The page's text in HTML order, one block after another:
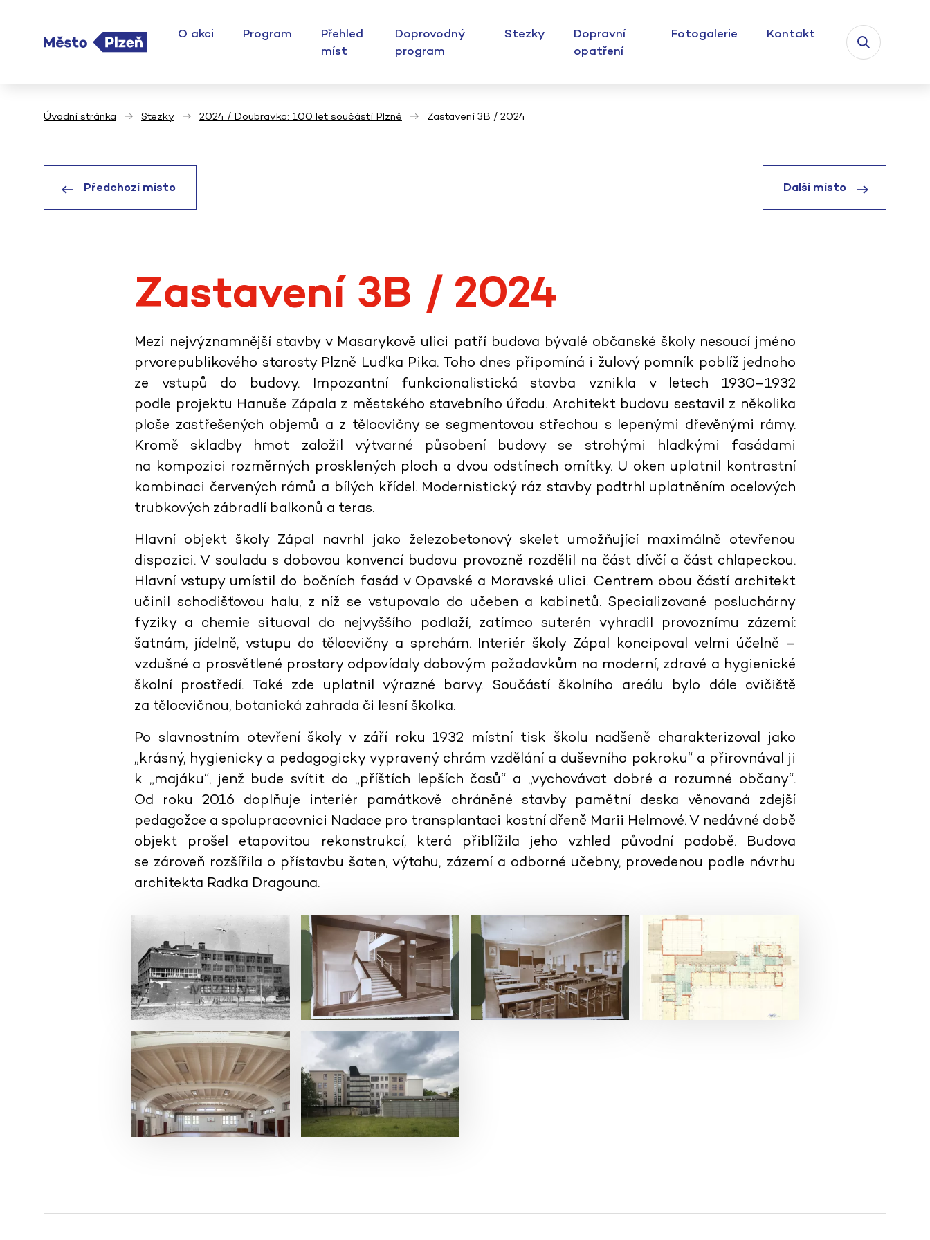
O akci Program
Přehled
míst
Doprovodný
program
Stezky
Dopravní
opatření
Fotogalerie Kontakt
Úvodní stránka Stezky 2024 / Doubravka: 100 let součástí Plzně Zastavení 3B / 2024
Předchozí místo Další místo
Zastavení 3B / 2024
Mezi nejvýznamnější stavby v Masarykově ulici patří budova bývalé občanské školy nesoucí jméno
prvorepublikového starosty Plzně Luďka Pika. Toho dnes připomíná i žulový pomník poblíž jednoho
ze vstupů do budovy. Impozantní funkcionalistická stavba vznikla v letech 1930–1932
podle projektu Hanuše Zápala z městského stavebního úřadu. Architekt budovu sestavil z několika
ploše zastřešených objemů a z tělocvičny se segmentovou střechou s lepenými dřevěnými rámy.
Kromě skladby hmot založil výtvarné působení budovy se strohými hladkými fasádami
na kompozici rozměrných prosklených ploch a dvou odstínech omítky. U oken uplatnil kontrastní
kombinaci červených rámů a bílých křídel. Modernistický ráz stavby podtrhl uplatněním ocelových
trubkových zábradlí balkonů a teras.
Hlavní objekt školy Zápal navrhl jako železobetonový skelet umožňující maximálně otevřenou
dispozici. V souladu s dobovou konvencí budovu provozně rozdělil na část dívčí a část chlapeckou.
Hlavní vstupy umístil do bočních fasád v Opavské a Moravské ulici. Centrem obou částí architekt
učinil schodišťovou halu, z níž se vstupovalo do učeben a kabinetů. Specializované posluchárny
fyziky a chemie situoval do nejvyššího podlaží, zatímco suterén vyhradil provoznímu zázemí:
šatnám, jídelně, vstupu do tělocvičny a sprchám. Interiér školy Zápal koncipoval velmi účelně –
vzdušné a prosvětlené prostory odpovídaly dobovým požadavkům na moderní, zdravé a hygienické
školní prostředí. Také zde uplatnil výrazné barvy. Součástí školního areálu bylo dále cvičiště
za tělocvičnou, botanická zahrada či lesní školka.
Po slavnostním otevření školy v září roku 1932 místní tisk školu nadšeně charakterizoval jako
„krásný, hygienicky a pedagogicky vypravený chrám vzdělání a duševního pokroku“ a přirovnával ji
k „majáku“, jenž bude svítit do „příštích lepších časů“ a „vychovávat dobré a rozumné občany“.
Od roku 2016 doplňuje interiér památkově chráněné stavby pamětní deska věnovaná zdejší
pedagožce a spolupracovnici Nadace pro transplantaci kostní dřeně Marii Helmové. V nedávné době
objekt prošel etapovitou rekonstrukcí, která přiblížila jeho vzhled původní podobě. Budova
se zároveň rozšířila o přístavbu šaten, výtahu, zázemí a odborné učebny, provedenou podle návrhu
architekta Radka Dragouna.